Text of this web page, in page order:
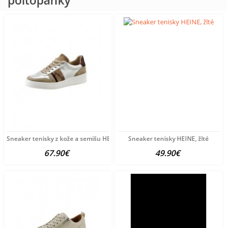
Sneaker tenisky z kože a semišu HEINE, viacfarebné
67.90€
Sneaker tenisky HEINE, žlté
49.90€